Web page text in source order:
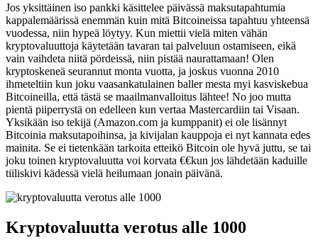
Jos yksittäinen iso pankki käsittelee päivässä maksutapahtumia
kappalemäärissä enemmän kuin mitä Bitcoineissa tapahtuu yhteensä
vuodessa, niin hypeä löytyy. Kun miettii vielä miten vähän
kryptovaluuttoja käytetään tavaran tai palveluun ostamiseen, eikä
vain vaihdeta niitä pördeissä, niin pistää naurattamaan! Olen
kryptoskeneä seurannut monta vuotta, ja joskus vuonna 2010
ihmeteltiin kun joku vaasankatulainen baller mesta myi kasviskebua
Bitcoineilla, että tästä se maailmanvalloitus lähtee! No joo mutta
pientä piiperrystä on edelleen kun vertaa Mastercardiin tai Visaan.
Yksikään iso tekijä (Amazon.com ja kumppanit) ei ole lisännyt
Bitcoinia maksutapoihinsa, ja kivijalan kauppoja ei nyt kannata edes
mainita. Se ei tietenkään tarkoita etteikö Bitcoin ole hyvä juttu, se tai
joku toinen kryptovaluutta voi korvata €€kun jos lähdetään kaduille
tiiliskivi kädessä vielä heilumaan jonain päivänä.
Kryptovaluutta verotus alle 1000